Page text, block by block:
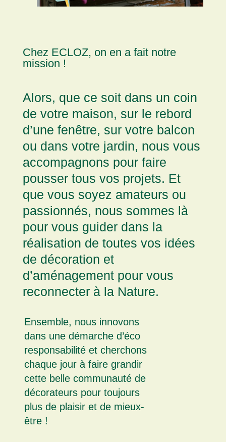
Chez ECLOZ, on en a fait notre
mission !
Alors, que ce soit dans un coin
de votre maison, sur le rebord
d’une fenêtre, sur votre balcon
ou dans votre jardin, nous vous
accompagnons pour faire
pousser tous vos projets. Et
que vous soyez amateurs ou
passionnés, nous sommes là
pour vous guider dans la
réalisation de toutes vos idées
de décoration et
d’aménagement pour vous
reconnecter à la Nature.
Ensemble, nous innovons
dans une démarche d’éco
responsabilité et cherchons
chaque jour à faire grandir
cette belle communauté de
décorateurs pour toujours
plus de plaisir et de mieux-
être !